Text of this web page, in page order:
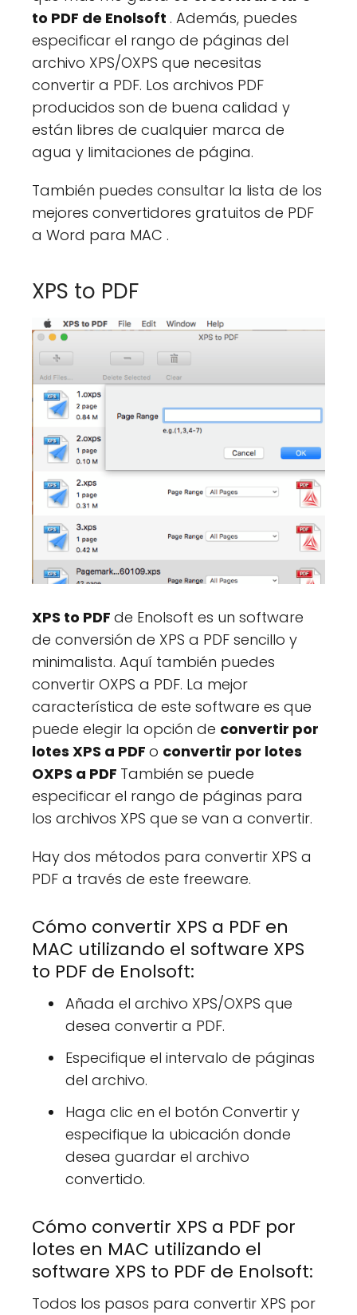
to PDF de Enolsoft . Además, puedes
especificar el rango de páginas del
archivo XPS/OXPS que necesitas
convertir a PDF. Los archivos PDF
producidos son de buena calidad y
están libres de cualquier marca de
agua y limitaciones de página.
También puedes consultar la lista de los
mejores convertidores gratuitos de PDF
a Word para MAC .
XPS to PDF
XPS to PDF de Enolsoft es un software
de conversión de XPS a PDF sencillo y
minimalista. Aquí también puedes
convertir OXPS a PDF. La mejor
característica de este software es que
puede elegir la opción de convertir por
lotes XPS a PDF o convertir por lotes
OXPS a PDF También se puede
especificar el rango de páginas para
los archivos XPS que se van a convertir.
Hay dos métodos para convertir XPS a
PDF a través de este freeware.
Cómo convertir XPS a PDF en
MAC utilizando el software XPS
to PDF de Enolsoft:
Añada el archivo XPS/OXPS que
desea convertir a PDF.
Especifique el intervalo de páginas
del archivo.
Haga clic en el botón Convertir y
especifique la ubicación donde
desea guardar el archivo
convertido.
Cómo convertir XPS a PDF por
lotes en MAC utilizando el
software XPS to PDF de Enolsoft:
Todos los pasos para convertir XPS por